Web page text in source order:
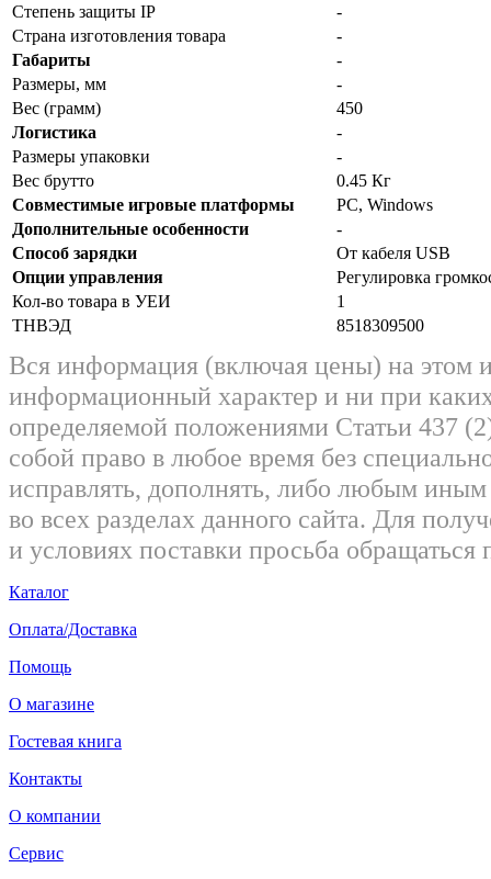
Степень защиты IP
-
Страна изготовления товара
-
Габариты
-
Размеры, мм
-
Вес (грамм)
450
Логистика
-
Размеры упаковки
-
Вес брутто
0.45 Кг
Совместимые игровые платформы
PC, Windows
Дополнительные особенности
-
Способ зарядки
От кабеля USB
Опции управления
Регулировка
Кол-во товара в УЕИ
1
ТНВЭД
8518309500
Вся информация (включая цены) на этом
информационный характер и ни при
определяемой положениями Статьи 437
собой право в любое время без
исправлять, дополнять, либо любым
во всех разделах данного сайта. Для
и условиях поставки просьба
Каталог
Оплата/Доставка
Помощь
О магазине
Гостевая книга
Контакты
О компании
Сервис